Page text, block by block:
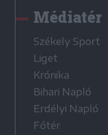
Médiatér
Székely Sport
Liget
Krónika
Bihari Napló
Erdélyi Napló
Főtér